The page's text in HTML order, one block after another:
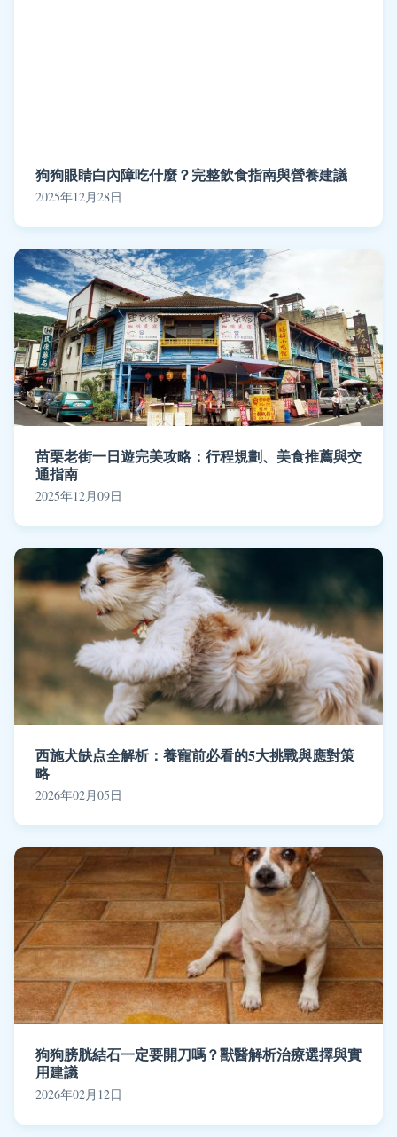
狗狗眼睛白內障吃什麼？完整飲食指南與營養建議
2025年12月28日
苗栗老街一日遊完美攻略：行程規劃、美食推薦與交
通指南
2025年12月09日
西施犬缺点全解析：養寵前必看的5大挑戰與應對策
略
2026年02月05日
狗狗膀胱結石一定要開刀嗎？獸醫解析治療選擇與實
用建議
2026年02月12日